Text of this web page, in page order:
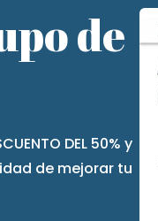
de
DEL 50% y
de mejorar tu